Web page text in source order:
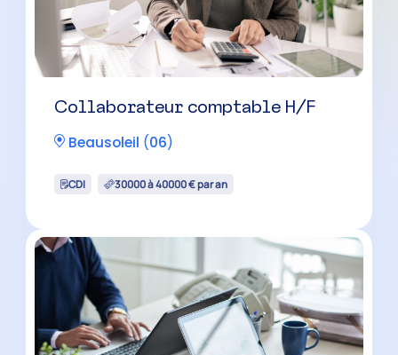
Collaborateur comptable H/F
Beausoleil (06)
CDI 30000 à 40000 € par an